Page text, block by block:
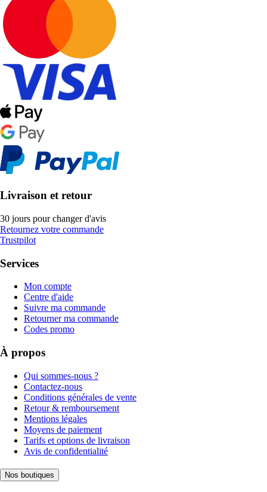
Livraison et retour
30 jours pour changer d'avis
Retournez votre commande
Trustpilot
Services
Mon compte
Centre d'aide
Suivre ma commande
Retourner ma commande
Codes promo
À propos
Qui sommes-nous ?
Contactez-nous
Conditions générales de vente
Retour & remboursement
Mentions légales
Moyens de paiement
Tarifs et options de livraison
Avis de confidentialité
Nos boutiques